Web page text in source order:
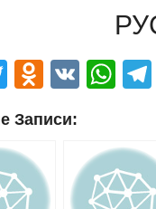
TwitterVK
Записи: